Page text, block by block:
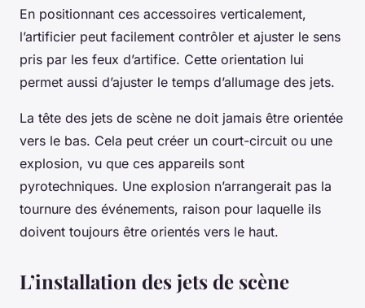
En positionnant ces accessoires verticalement,
l’artificier peut facilement contrôler et ajuster le sens
pris par les feux d’artifice. Cette orientation lui
permet aussi d’ajuster le temps d’allumage des jets.
La tête des jets de scène ne doit jamais être orientée
vers le bas. Cela peut créer un court-circuit ou une
explosion, vu que ces appareils sont
pyrotechniques. Une explosion n’arrangerait pas la
tournure des événements, raison pour laquelle ils
doivent toujours être orientés vers le haut.
L’installation des jets de scène